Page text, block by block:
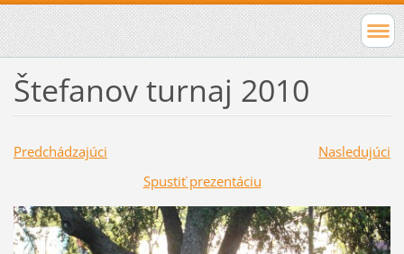
Štefanov turnaj 2010
Predchádzajúci
Nasledujúci
Spustiť prezentáciu